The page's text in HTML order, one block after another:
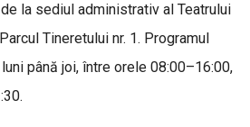
la sediul administrativ al Teatrului
Tineretului nr. 1. Programul
până joi, între orele 08:00–16:00,